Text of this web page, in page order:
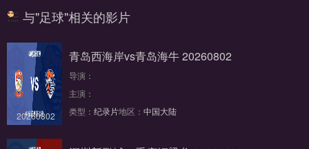
与"足球"相关的影片
20260802
青岛西海岸vs青岛海牛 20260802
导演：
主演：
类型： 纪录片地区： 中国大陆